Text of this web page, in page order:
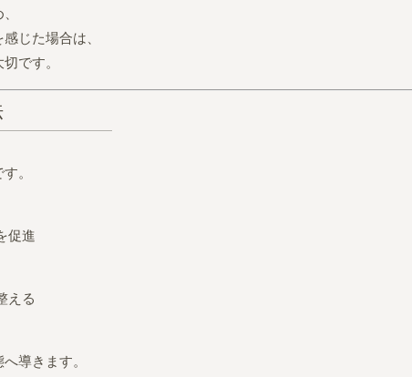
じた場合は、
です。
。
促進
える
導きます。